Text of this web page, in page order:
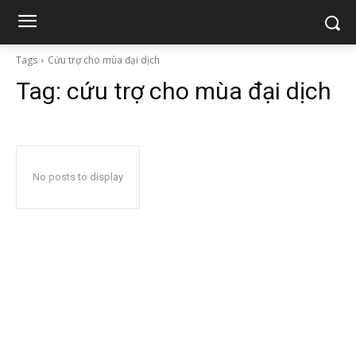
Tags Cứu trợ cho mùa đại dịch
Tag: cứu trợ cho mùa đại dịch
No posts to display